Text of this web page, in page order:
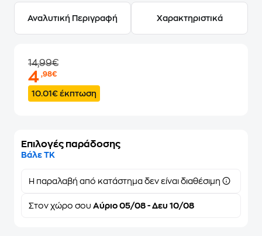
Αναλυτική Περιγραφή Χαρακτηριστικά
14,99€
4,98€
10.01€ έκπτωση
Επιλογές παράδοσης
Βάλε ΤΚ
Η παραλαβή από κατάστημα δεν είναι διαθέσιμη
Στον χώρο σου Αύριο 05/08 - Δευ 10/08